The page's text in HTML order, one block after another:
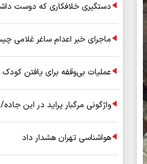
دستگیری خلافکاری که دوست
ماجرای خبر اعدام ساغر غلامی
عملیات بی‌وقفه برای یافتن کودک
واژگونی مرگبار پراید در این
هواشناسی تهران هشدار داد